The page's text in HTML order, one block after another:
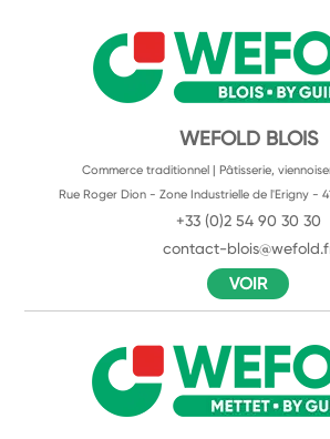
WEFOLD BLOIS
Commerce traditionnel | Pâtisserie,
Rue Roger Dion - Zone Industrielle de l'Erigny -
+33 (0)2 54 90 30 30
contact-
VOIR